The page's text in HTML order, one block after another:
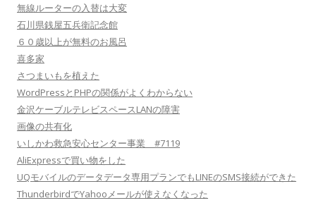
無線ルーターの入替は大変
石川県銭屋五兵衛記念館
６０歳以上が無料のお風呂
喜多家
さつまいもを植えた
WordPressとPHPの関係がよくわからない
金沢ケーブルテレビスペースLANの障害
画像の共有化
いしかわ救急安心センター事業 #7119
AliExpressで買い物をした
UQモバイルのデータデータ専用プランでもLINEのSMS接続ができた
ThunderbirdでYahooメールが使えなくなった